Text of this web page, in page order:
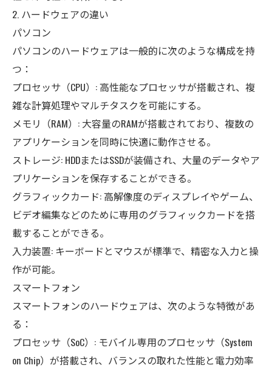
2. ハードウェアの違い
パソコン
パソコンのハードウェアは一般的に次のような構成を持
つ：
プロセッサ（CPU）: 高性能なプロセッサが搭載され、複
雑な計算処理やマルチタスクを可能にする。
メモリ（RAM）: 大容量のRAMが搭載されており、複数の
アプリケーションを同時に快適に動作させる。
ストレージ: HDDまたはSSDが装備され、大量のデータやア
プリケーションを保存することができる。
グラフィックカード: 高解像度のディスプレイやゲーム、
ビデオ編集などのために専用のグラフィックカードを搭
載することができる。
入力装置: キーボードとマウスが標準で、精密な入力と操
作が可能。
スマートフォン
スマートフォンのハードウェアは、次のような特徴があ
る：
プロセッサ（SoC）: モバイル専用のプロセッサ（System
on Chip）が搭載され、バランスの取れた性能と電力効率